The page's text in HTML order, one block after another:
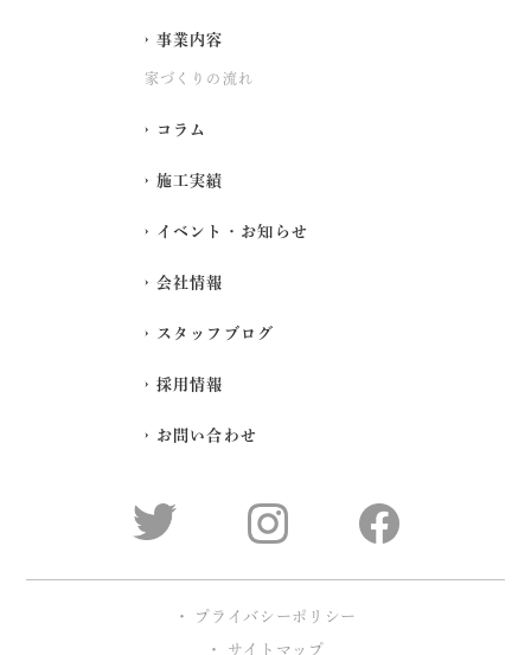
事業内容
家づくりの流れ
コラム
施工実績
イベント・お知らせ
会社情報
スタッフブログ
採用情報
お問い合わせ
プライバシーポリシー
サイトマップ